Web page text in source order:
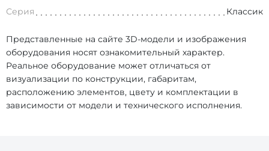
Серия
Классик
Представленные на сайте 3D-модели и изображения
оборудования носят ознакомительный характер.
Реальное оборудование может отличаться от
визуализации по конструкции, габаритам,
расположению элементов, цвету и комплектации в
зависимости от модели и технического исполнения.